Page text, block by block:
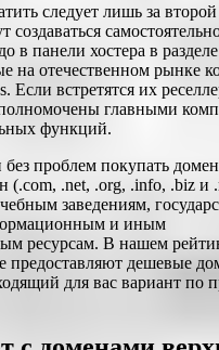
следует лишь за
в панели хостера в
на отечественном рынке
Если встретятся их
главными
функций.
проблем покупать
(.com, .net, .org, .info, .biz и
заведениям,
и иным
ресурсам. В нашем
предоставляют дешевые
для вас вариант по